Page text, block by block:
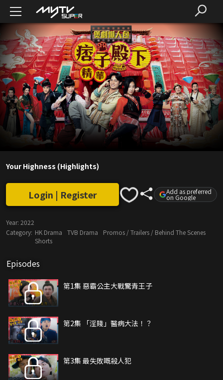
Your Highness (Highlights)
Login | Register Add as preferred
on Google
Year: 2022
Category: HK Drama TVB Drama
Promos / Trailers / Behind The Scenes
Shorts
Episodes
第1集 惡霸公主大戰驚青王子
第2集 「淫賤」醫病大法！？
第3集 最失敗嘅殺人犯